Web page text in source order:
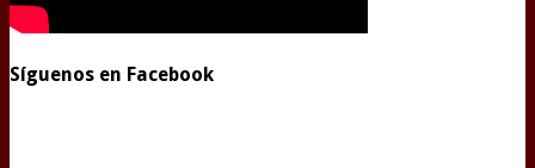
Síguenos en Facebook